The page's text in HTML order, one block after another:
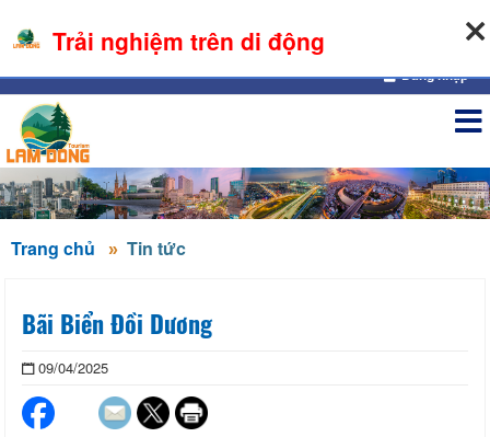
07-08-2026, 12:03:34
Đăng nhập
Trang chủ Tin tức
Bãi Biển Đồi Dương
09/04/2025
Trải nghiệm trên di động